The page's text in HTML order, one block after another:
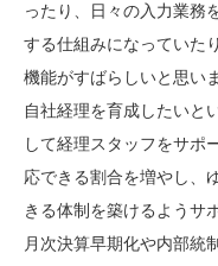
ったり、日々の入力業務
する仕組みになっていた
機能がすばらしいと思い
自社経理を育成したいと
して経理スタッフをサポ
応できる割合を増やし、
きる体制を築けるようサ
月次決算早期化や内部統